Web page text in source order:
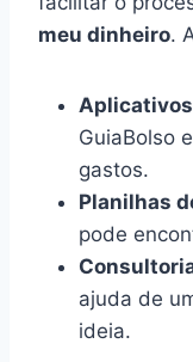
meu dinheiro.
GuiaBolso
gastos.
Planilhas
pode
ajuda de
ideia.